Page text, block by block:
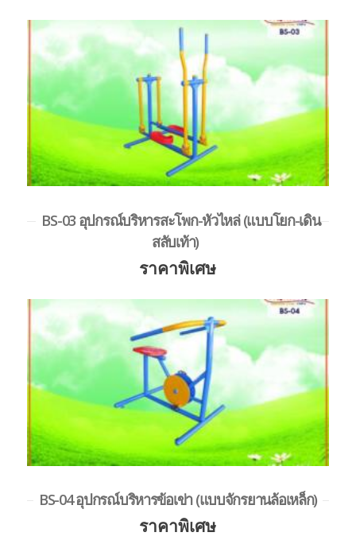
BS-03 อุปกรณ์บริหารสะโพก-หัวไหล่ (แบบโยก-เดิน
สลับเท้า)
ราคาพิเศษ
BS-04 อุปกรณ์บริหารข้อเข่า (แบบจักรยานล้อเหล็ก)
ราคาพิเศษ